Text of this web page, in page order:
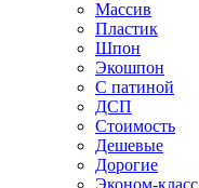
Массив
Пластик
Шпон
Экошпон
С патиной
ДСП
Стоимость
Дешевые
Дорогие
Эконом-класс